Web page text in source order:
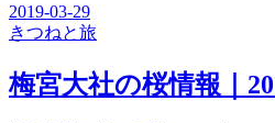
2019-03-29
きつねと旅
梅宮大社の桜情報｜